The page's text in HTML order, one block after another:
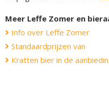
Meer Leffe Zomer en
Info over Leffe Zomer
Standaardprijzen van
Kratten bier in de